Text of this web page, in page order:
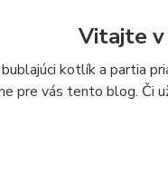
Vitajte
kotlík a partia
pre vás tento blog. Či